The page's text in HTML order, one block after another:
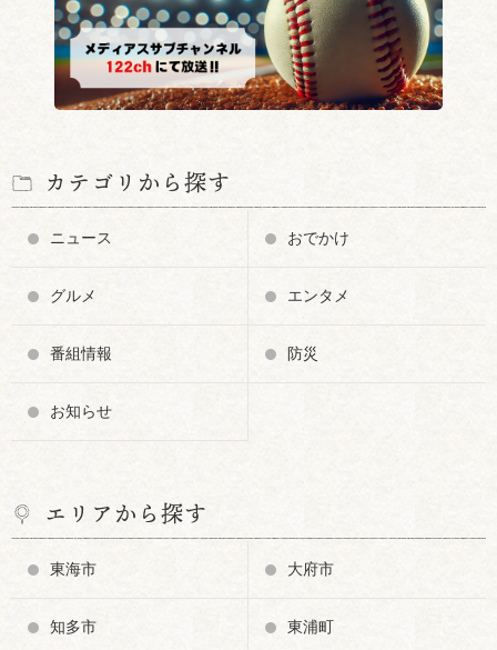
カテゴリから探す
ニュース おでかけ
グルメ エンタメ
番組情報 防災
お知らせ
エリアから探す
東海市 大府市
知多市 東浦町